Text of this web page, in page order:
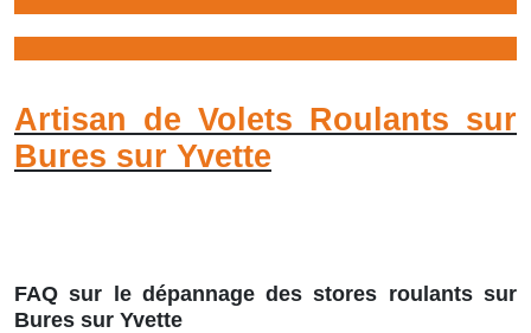
Artisan de Volets Roulants sur
Bures sur Yvette
FAQ sur le dépannage des stores roulants sur
Bures sur Yvette